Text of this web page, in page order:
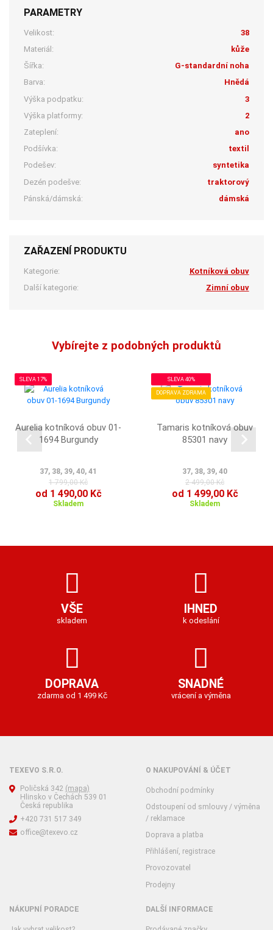
PARAMETRY
Velikost:
38
Materiál:
kůže
Šířka:
G-standardní noha
Barva:
Hnědá
Výška podpatku:
3
Výška platformy:
2
Zateplení:
ano
Podšívka:
textil
Podešev:
syntetika
Dezén podešve:
traktorový
Pánská/dámská:
dámská
ZAŘAZENÍ PRODUKTU
Kategorie:
Kotníková obuv
Další kategorie:
Zimní obuv
Vybírejte z podobných produktů
SLEVA 17%
Aurelia kotníková obuv 01-
1694 Burgundy
37, 38, 39, 40, 41
1 799,00 Kč
od 1 490,00 Kč
Skladem
SLEVA 40%
DOPRAVA ZDRAMA
Tamaris kotníková obuv
85301 navy
37, 38, 39, 40
2 499,00 Kč
od 1 499,00 Kč
Skladem
VŠE
skladem
IHNED
k odeslání
DOPRAVA
zdarma od 1 499 Kč
SNADNÉ
vrácení a výměna
TEXEVO S.R.O.
Poličská 342 (mapa)
Hlinsko v Čechách 539 01
Česká republika
+420 731 517 349
office@texevo.cz
O NAKUPOVÁNÍ & ÚČET
Obchodní podmínky
Odstoupení od smlouvy / výměna
/ reklamace
Doprava a platba
Přihlášení, registrace
Provozovatel
Prodejny
NÁKUPNÍ PORADCE DALŠÍ INFORMACE